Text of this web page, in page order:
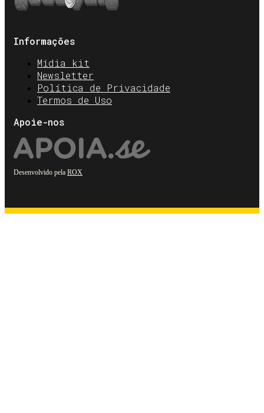
Informações
Mídia kit
Newsletter
Política de Privacidade
Termos de Uso
Apoie-nos
Desenvolvido pela ROX